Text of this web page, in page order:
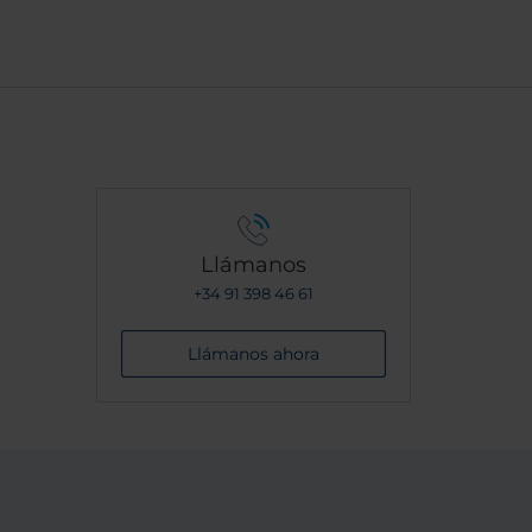
Llámanos
+34 91 398 46 61
Llámanos ahora